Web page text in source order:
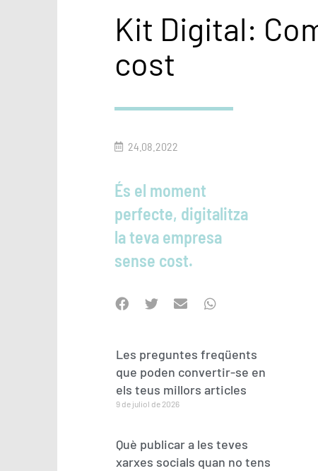
Kit Digital:
cost
24.08.2022
És el moment
perfecte, digitalitza
la teva empresa
sense cost.
Les preguntes freqüents
que poden convertir-se en
els teus millors articles
9 de juliol de 2026
Què publicar a les teves
xarxes socials quan no tens